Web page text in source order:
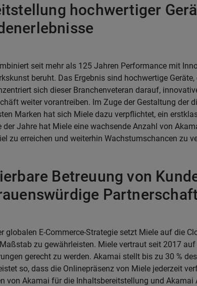
hochwertiger
seit mehr als 125 Jahren Performance mit
beruht. Das Ergebnis sind hochwertige
sich dieser Branchenveteran darauf,
weiter vorantreiben. Im Zuge der Gestaltung der
Marken hat sich Miele dazu verpflichtet, ein
der Jahre hat Miele eine wachsende Anzahl von
zu erreichen und weiterhin Wachstumschancen zu
Betreuung von
Partnerschaft
globalen E-Commerce-Strategie setzt Miele auf die
zu gewährleisten. Miele vertraut seit 2017
gerecht zu werden. Akamai stellt bis zu 30 %
so, dass die Onlinepräsenz von Miele jederzeit
von Akamai für die Inhaltsbereitstellung und Akamai